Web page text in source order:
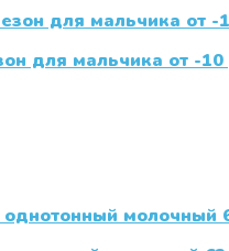
для мальчика от -